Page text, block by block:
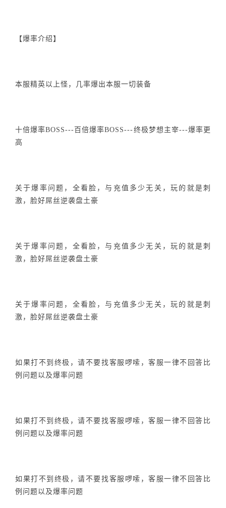
【爆率介绍】
本服精英以上怪，几率爆出本服一切装备
十倍爆率BOSS---百倍爆率BOSS---终极梦想主宰---爆率更
高
关于爆率问题，全看脸，与充值多少无关，玩的就是刺
激，脸好屌丝逆袭盘土豪
关于爆率问题，全看脸，与充值多少无关，玩的就是刺
激，脸好屌丝逆袭盘土豪
关于爆率问题，全看脸，与充值多少无关，玩的就是刺
激，脸好屌丝逆袭盘土豪
如果打不到终极，请不要找客服啰嗦，客服一律不回答比
例问题以及爆率问题
如果打不到终极，请不要找客服啰嗦，客服一律不回答比
例问题以及爆率问题
如果打不到终极，请不要找客服啰嗦，客服一律不回答比
例问题以及爆率问题